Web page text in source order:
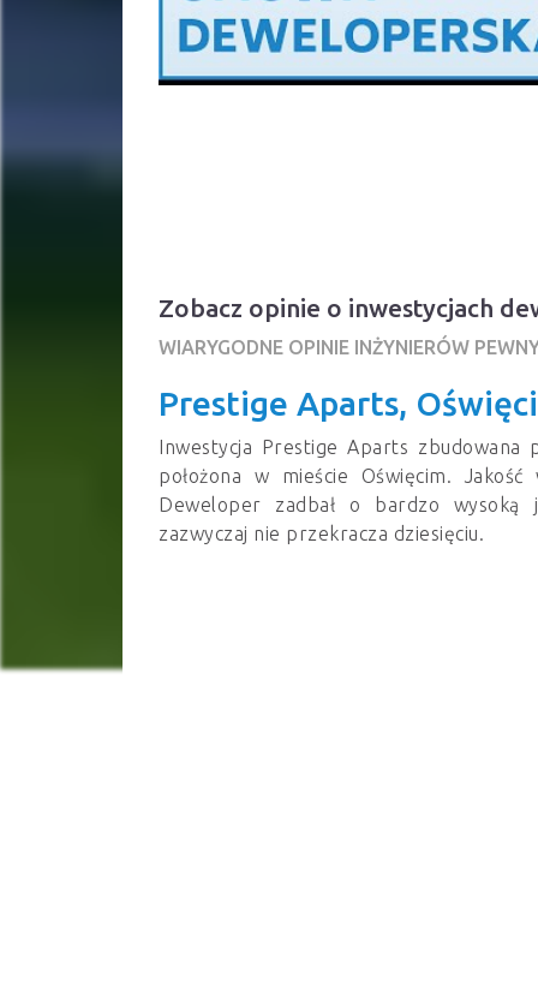
Zobacz opinie o inwestycjach
WIARYGODNE OPINIE INŻYNIERÓW
Prestige Aparts,
Inwestycja Prestige Aparts
położona w mieście Oświęcim.
Deweloper zadbał o bardzo wysoką
zazwyczaj nie przekracza dziesięciu.